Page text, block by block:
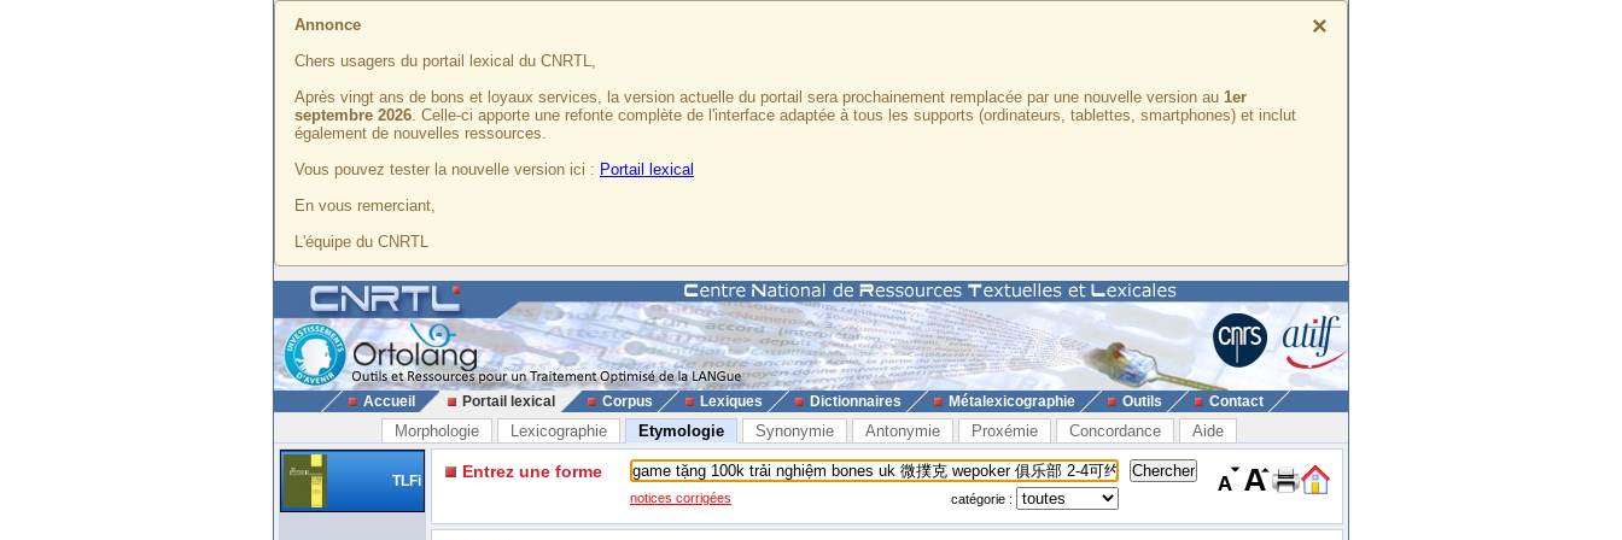
×
Annonce
Chers usagers du portail lexical du CNRTL,
Après vingt ans de bons et loyaux services, la version actuelle du portail sera prochainement remplacée par une nouvelle version au 1er
septembre 2026. Celle-ci apporte une refonte complète de l'interface adaptée à tous les supports (ordinateurs, tablettes, smartphones) et inclut
également de nouvelles ressources.
Vous pouvez tester la nouvelle version ici : Portail lexical
En vous remerciant,
L'équipe du CNRTL
Accueil Portail lexical Corpus Lexiques Dictionnaires Métalexicographie Outils Contact
Morphologie Lexicographie Etymologie Synonymie Antonymie Proxémie Concordance Aide
TLFi Entrez une forme
notices corrigées catégorie :